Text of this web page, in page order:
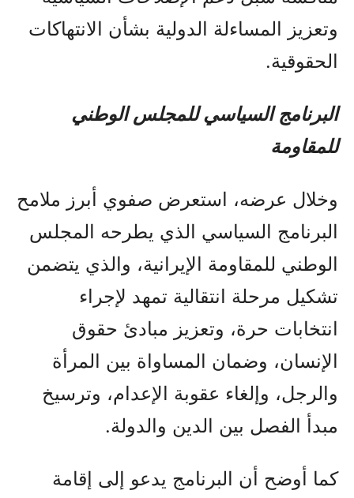
وتعزيز المساءلة الدولية بشأن الانتهاكات
الحقوقية.
البرنامج السياسي للمجلس الوطني
للمقاومة
وخلال عرضه، استعرض صفوي أبرز ملامح
البرنامج السياسي الذي يطرحه المجلس
الوطني للمقاومة الإيرانية، والذي يتضمن
تشكيل مرحلة انتقالية تمهد لإجراء
انتخابات حرة، وتعزيز مبادئ حقوق
الإنسان، وضمان المساواة بين المرأة
والرجل، وإلغاء عقوبة الإعدام، وترسيخ
مبدأ الفصل بين الدين والدولة.
كما أوضح أن البرنامج يدعو إلى إقامة